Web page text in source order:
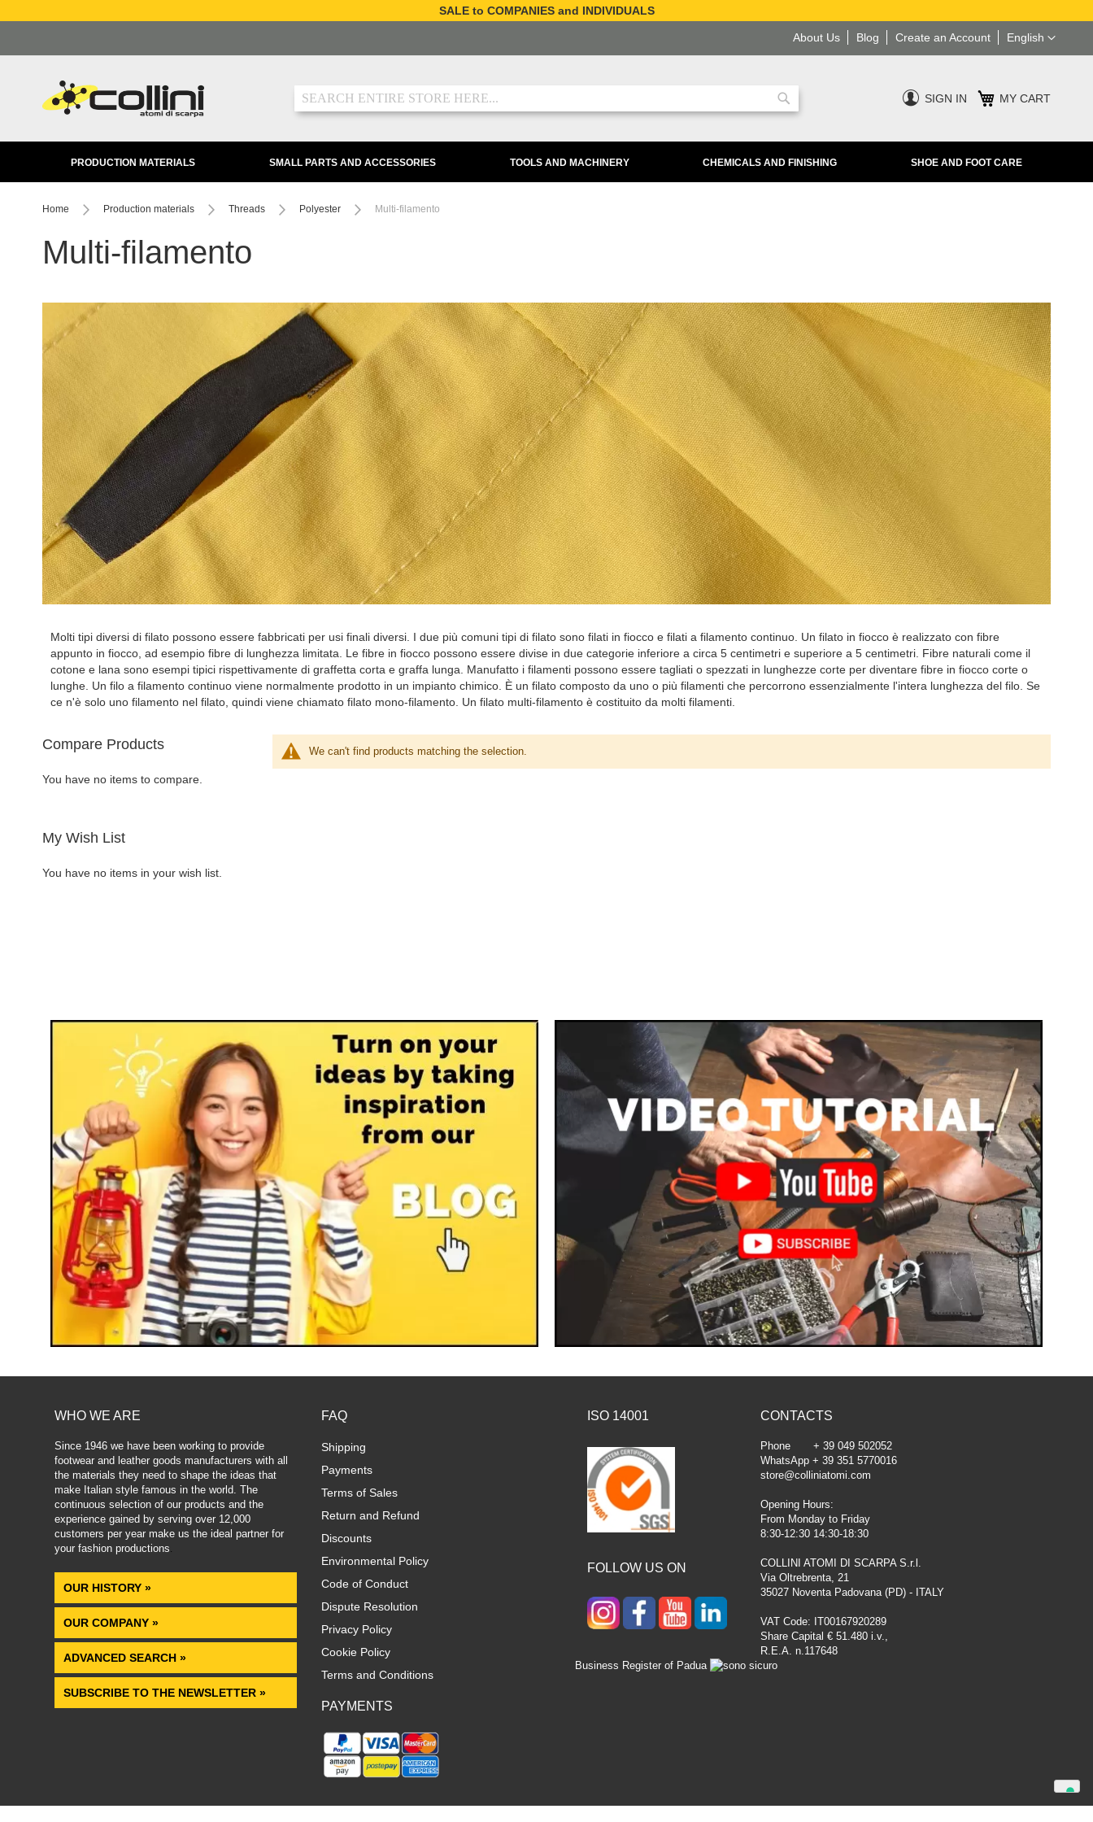
SALE to COMPANIES and INDIVIDUALS
to
Language
English
Blog Create an Account
About Us
Search Search
SIGN IN MY CART
PRODUCTION MATERIALS SMALL PARTS AND ACCESSORIES TOOLS AND MACHINERY CHEMICALS AND FINISHING SHOE AND FOOT CARE
Home Production materials Threads Polyester Multi-filamento
Multi-filamento
Molti tipi diversi di filato possono essere fabbricati per usi finali diversi. I due più comuni tipi di filato sono filati in fiocco e filati a filamento continuo. Un filato in fiocco è realizzato con fibre
appunto in fiocco, ad esempio fibre di lunghezza limitata. Le fibre in fiocco possono essere divise in due categorie inferiore a circa 5 centimetri e superiore a 5 centimetri. Fibre naturali come il
cotone e lana sono esempi tipici rispettivamente di graffetta corta e graffa lunga. Manufatto i filamenti possono essere tagliati o spezzati in lunghezze corte per diventare fibre in fiocco corte o
lunghe. Un filo a filamento continuo viene normalmente prodotto in un impianto chimico. È un filato composto da uno o più filamenti che percorrono essenzialmente l'intera lunghezza del filo. Se
ce n'è solo uno filamento nel filato, quindi viene chiamato filato mono-filamento. Un filato multi-filamento è costituito da molti filamenti.
We can't find products matching the selection.
Compare Products
You have no items to compare.
My Wish List
You have no items in your wish list.
WHO WE ARE
Since 1946 we have been working to provide
footwear and leather goods manufacturers with all
the materials they need to shape the ideas that
make Italian style famous in the world. The
continuous selection of our products and the
experience gained by serving over 12,000
customers per year make us the ideal partner for
your fashion productions.
OUR HISTORY »
OUR COMPANY »
ADVANCED SEARCH »
SUBSCRIBE TO THE NEWSLETTER »
FAQ
Shipping
Payments
Terms of Sales
Return and Refund
Discounts
Environmental Policy
Code of Conduct
Dispute Resolution
Privacy Policy
Cookie Policy
Terms and Conditions
PAYMENTS
ISO 14001
FOLLOW US ON
CONTACTS
Phone + 39 049 502052
WhatsApp + 39 351 5770016
store@colliniatomi.com
Opening Hours:
From Monday to Friday
8:30-12:30 14:30-18:30
COLLINI ATOMI DI SCARPA S.r.l.
Via Oltrebrenta, 21
35027 Noventa Padovana (PD) - ITALY
VAT Code: IT00167920289
Share Capital € 51.480 i.v.,
R.E.A. n.117648
Business Register of Padua